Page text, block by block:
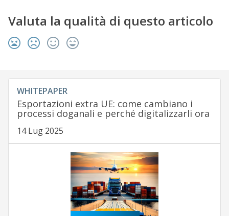
Valuta la qualità di questo articolo
WHITEPAPER
Esportazioni extra UE: come cambiano i
processi doganali e perché digitalizzarli ora
14 Lug 2025